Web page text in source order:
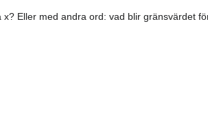
Eller med andra ord: vad blir gränsvärdet